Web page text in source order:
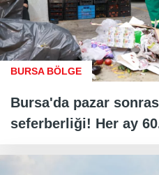
BURSA BÖLGE
Bursa'da pazar
seferberliği! Her ay